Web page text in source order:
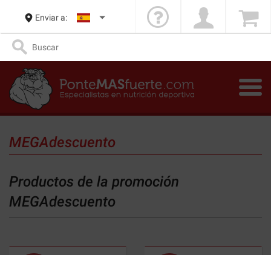
Enviar a:
MEGAdescuento
Productos de la promoción
MEGAdescuento